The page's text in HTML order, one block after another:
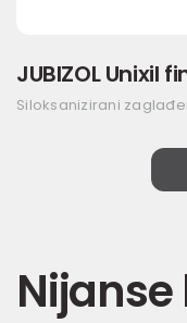
JUBIZOL Unixil
Siloksanizirani
Nijanse